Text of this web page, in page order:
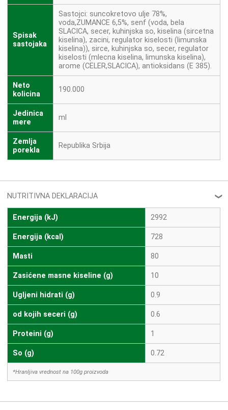
Spisak
sastojaka
Sastojci: suncokretovo ulje 78%,
voda,ZUMANCE 6,5%, senf (voda, bela
SLACICA, secer, kuhinjska so, kiselina (sircetna
kiselina), zacini, regulator kiselosti (limunska
kiselina)), sirce, kuhinjska so, secer, regulator
kiselosti (mlecna kiselina, limunska kiselina),
arome (CELER,SLACICA), antioksidans (E 385).
Neto
kolicina
190.000
Jedinica
mere
ml
Zemlja
porekla
Republika Srbija
NUTRITIVNA DEKLARACIJA ❮
Energija (kJ) 2992
Energija (kcal) 728
Masti 80
Zasićene masne kiseline (g) 10
Ugljeni hidrati (g) 0.9
od kojih seceri (g) 0.6
Proteini (g) 1
So (g) 0.72
*Hranljiva vrednost na 100g proizvoda